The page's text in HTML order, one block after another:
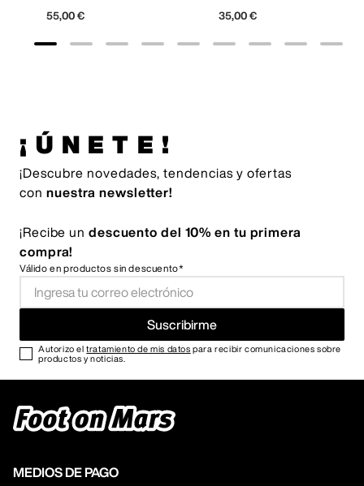
55,00 € 35,00 €
¡ÚNETE!
¡Descubre novedades, tendencias y ofertas
con nuestra newsletter!
¡Recibe un descuento del 10% en tu primera
compra!
Válido en productos sin descuento*
Suscribirme
Autorizo eltratamiento de mis datos para recibir comunicaciones sobre
productos y noticias.
MEDIOS DE PAGO